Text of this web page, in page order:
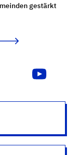
gestärkt